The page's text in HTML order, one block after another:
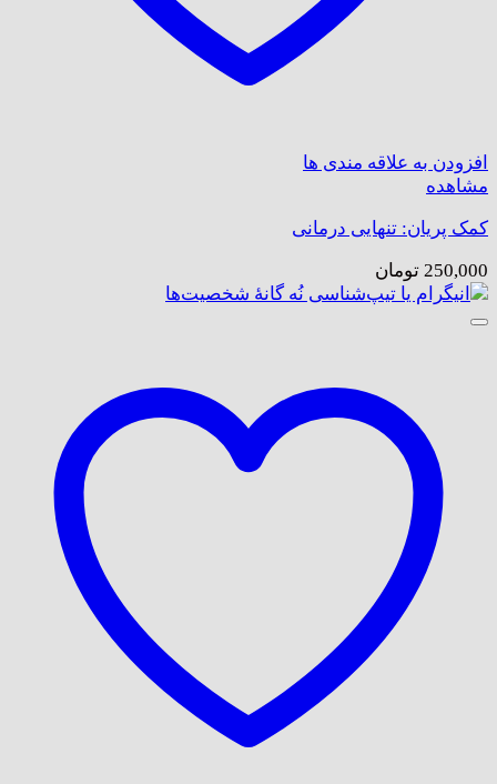
افزودن به علاقه مندی ها
مشاهده
کمک پریان: تنهایی درمانی
250,000 تومان